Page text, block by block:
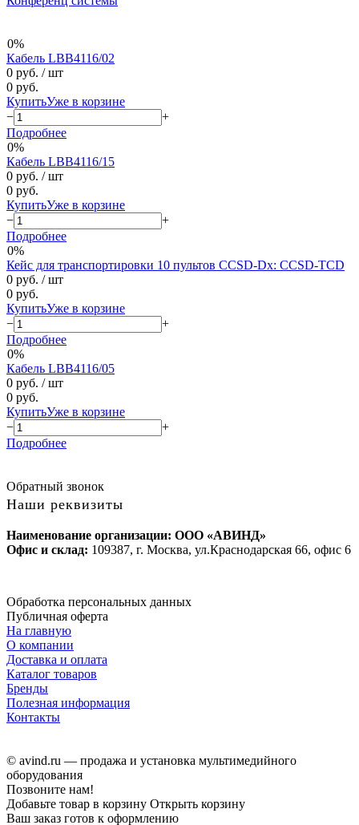
0%
Кабель LBB4116/02
0 руб. / шт
0 руб.
КупитьУже в корзине
−
+
Подробнее
0%
Кабель LBB4116/15
0 руб. / шт
0 руб.
КупитьУже в корзине
−
+
Подробнее
0%
Кейс для транспортировки 10 пультов CCSD-Dx: CCSD-TCD
0 руб. / шт
0 руб.
КупитьУже в корзине
−
+
Подробнее
0%
Кабель LBB4116/05
0 руб. / шт
0 руб.
КупитьУже в корзине
−
+
Подробнее
Обратный звонок
Наши реквизиты
Наименование организации: ООО «АВИНД»
Офис и склад: 109387, г. Москва, ул.Краснодарская 66, офис 6
Обработка персональных данных
Публичная оферта
На главную
О компании
Доставка и оплата
Каталог товаров
Бренды
Полезная информация
Контакты
© avind.ru — продажа и установка мультимедийного
оборудования
Позвоните нам!
Добавьте товар в корзину Открыть корзину
Ваш заказ готов к оформлению